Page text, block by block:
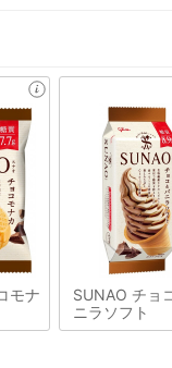
モナ
SUNAO チョ
ニラソフト